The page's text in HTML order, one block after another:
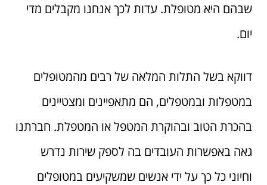
שבהם היא מטופלת. עדות לכך אנחנו מקבלים מדי
יום.
דווקא בשל התלות המלאה של רבים מהמטופלים
במטפלות ובמטפלים, הם מתאפיינים ומצטיינים
בהכרת הטוב ובהוקרת המטפל או המטפלת. חברתנו
גאה באפשרות העובדים בה לספק שירות נדרש
וחיוני כל כך על ידי אנשים שמשקיעים במטופלים